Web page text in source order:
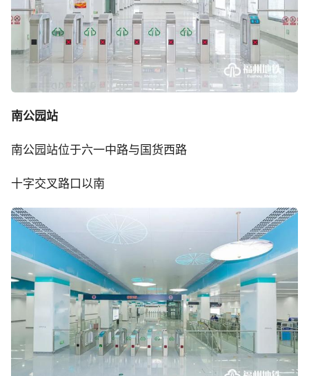
南公园站
南公园站位于六一中路与国货西路
十字交叉路口以南